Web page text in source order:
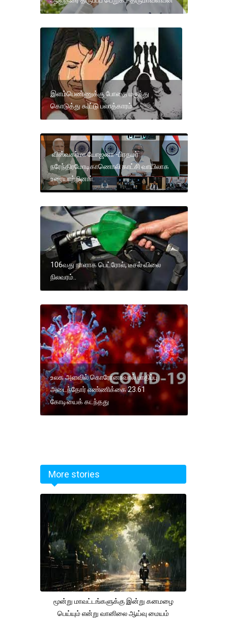
இளம்பெண்ணுக்கு போதை மருந்து
கொடுத்து கூட்டு பலாத்காரம்
விஸ்வகர்மா யோஜனா -பிரதமர்
நரேந்திரமோடிகாணொலி காட்சி வாயிலாக
உரையாற்றினாா்.
106வது நாளாக பெட்ரோல், டீசல் விலை
நிலவரம்..
உலக அளவில் கொரோனாவால் பாதிப்பு
அடைந்தோர் எண்ணிக்கை 23.61
கோடியைக் கடந்தது
More stories
மூன்று மாவட்டங்களுக்கு இன்று கனமழை
பெய்யும் என்று வானிலை ஆய்வு மையம்